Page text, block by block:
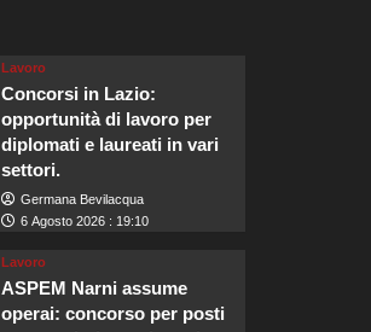
Lavoro
Concorsi in Lazio:
opportunità di lavoro per
diplomati e laureati in vari
settori.
Germana Bevilacqua
6 Agosto 2026 : 19:10
Lavoro
ASPEM Narni assume
operai: concorso per posti